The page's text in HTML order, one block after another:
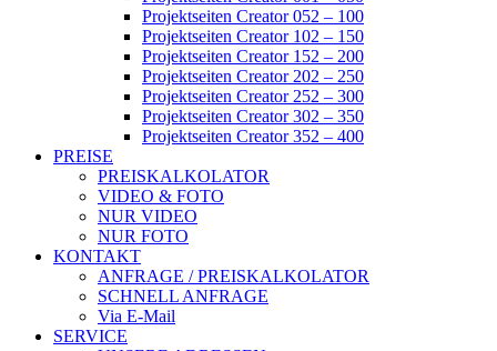
Projektseiten Creator 052 – 100
Projektseiten Creator 102 – 150
Projektseiten Creator 152 – 200
Projektseiten Creator 202 – 250
Projektseiten Creator 252 – 300
Projektseiten Creator 302 – 350
Projektseiten Creator 352 – 400
PREISE
PREISKALKOLATOR
VIDEO & FOTO
NUR VIDEO
NUR FOTO
KONTAKT
ANFRAGE / PREISKALKOLATOR
SCHNELL ANFRAGE
Via E-Mail
SERVICE